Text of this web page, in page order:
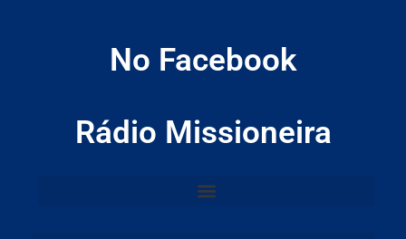
No Facebook
Rádio Missioneira